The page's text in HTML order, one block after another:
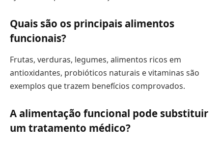
Quais são os principais alimentos
funcionais?
Frutas, verduras, legumes, alimentos ricos em
antioxidantes, probióticos naturais e vitaminas são
exemplos que trazem benefícios comprovados.
A alimentação funcional pode substituir
um tratamento médico?